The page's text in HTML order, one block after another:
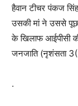
हैवान टीचर पंकज
उसकी मां ने उससे
के खिलाफ आईपीसी
जनजाति (नृशंसता
.